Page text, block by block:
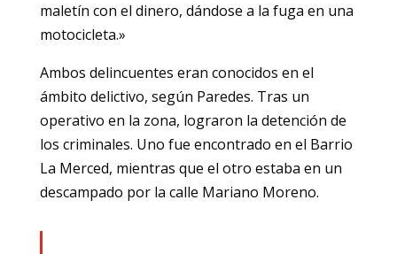
maletín con el dinero, dándose a la fuga en una
motocicleta.»
Ambos delincuentes eran conocidos en el
ámbito delictivo, según Paredes. Tras un
operativo en la zona, lograron la detención de
los criminales. Uno fue encontrado en el Barrio
La Merced, mientras que el otro estaba en un
descampado por la calle Mariano Moreno.